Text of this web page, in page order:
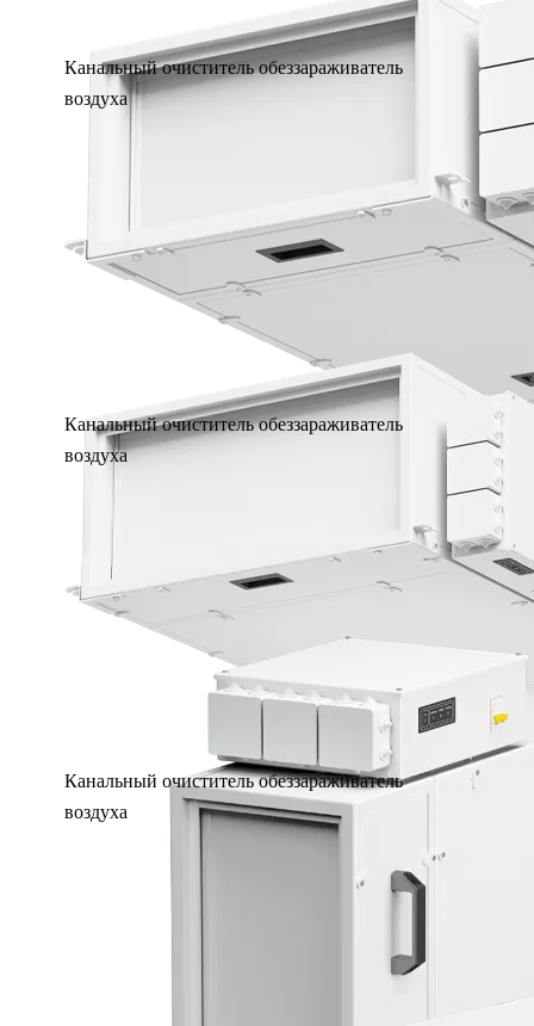
Канальный очиститель обеззараживатель
воздуха
Канальный очиститель обеззараживатель
воздуха
Канальный очиститель обеззараживатель
воздуха